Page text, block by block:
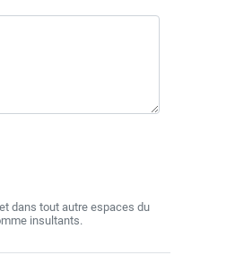
dans tout autre espaces du
insultants.